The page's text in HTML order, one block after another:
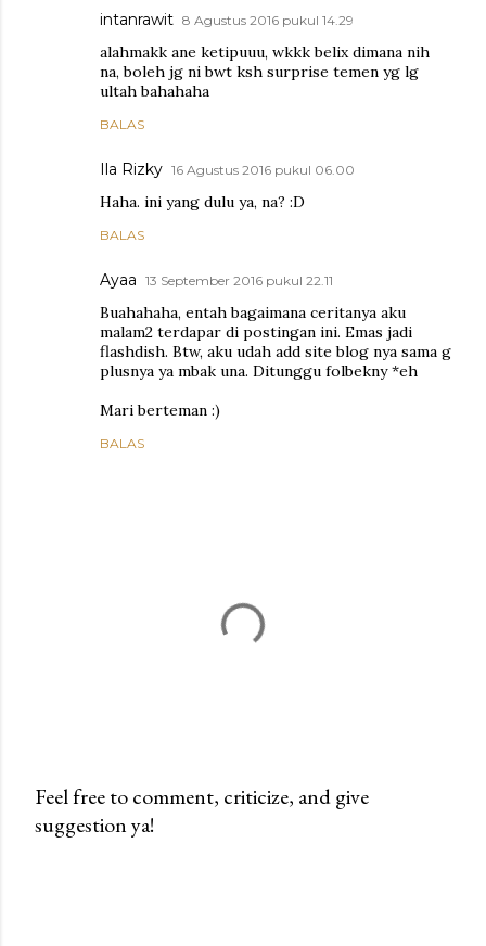
intanrawit 8 Agustus 2016 pukul 14.29
alahmakk ane ketipuuu, wkkk belix dimana nih
na, boleh jg ni bwt ksh surprise temen yg lg
ultah bahahaha
BALAS
Ila Rizky 16 Agustus 2016 pukul 06.00
Haha. ini yang dulu ya, na? :D
BALAS
Ayaa 13 September 2016 pukul 22.11
Buahahaha, entah bagaimana ceritanya aku
malam2 terdapar di postingan ini. Emas jadi
flashdish. Btw, aku udah add site blog nya sama g
plusnya ya mbak una. Ditunggu folbekny *eh
Mari berteman :)
BALAS
P
Feel free to comment, criticize, and give
suggestion ya!